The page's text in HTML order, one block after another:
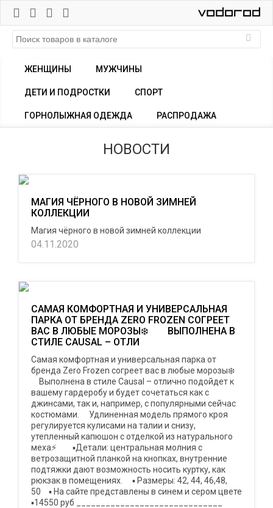
ЖЕНЩИНЫ МУЖЧИНЫ
ДЕТИ И ПОДРОСТКИ СПОРТ
ГОРНОЛЫЖНАЯ ОДЕЖДА РАСПРОДАЖА
НОВОСТИ
МАГИЯ ЧЁРНОГО В НОВОЙ ЗИМНЕЙ
КОЛЛЕКЦИИ
Магия чёрного в новой зимней коллекции
04.11.2020
САМАЯ КОМФОРТНАЯ И УНИВЕРСАЛЬНАЯ
ПАРКА ОТ БРЕНДА ZERO FROZEN СОГРЕЕТ
ВАС В ЛЮБЫЕ МОРОЗЫ❄️⁣⁣⠀ ⁣⁣⠀ ВЫПОЛНЕНА В
СТИЛЕ CAUSAL – ОТЛИ
Самая комфортная и универсальная парка от
бренда Zero Frozen согреет вас в любые морозы❄️⁣⁣⠀
⁣⁣⠀ Выполнена в стиле Causal – отлично подойдет к
вашему гардеробу и будет сочетаться как с
джинсами, так и, например, с популярными сейчас
костюмами. ⁣⁣⠀ Удлиненная модель прямого кроя
регулируется кулисами на талии и снизу,
утепленный капюшон с отделкой из натурального
меха⚡️⁣⁣⠀ ⁣⁣⠀ ▪︎Детали: центральная молния с
ветрозащитной планкой на кнопках, внутренние
подтяжки дают возможность носить куртку, как
рюкзак в помещениях. ⁣⁣⠀ ▪︎ Размеры: 42, 44, 46,48,
50⁣⁣⠀ ▪︎ На сайте представлены в синем и сером цвете⁣⁣
▪︎14550⁣ руб ______________________________⁣⁣⠀